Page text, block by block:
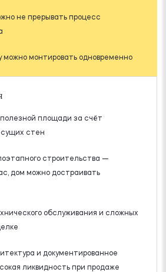
не прерывать процесс
монтировать одновременно
площади за счёт
стен
строительства —
дом можно достраивать
обслуживания и сложных
и документированное
ликвидность при продаже